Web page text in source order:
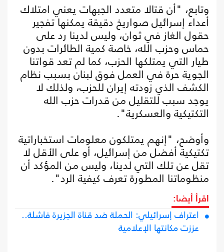
وتابع، "أن قتالا متعدد الجبهات يعني امتلاك
أعداء إسرائيل صواريخ دقيقة يمكنها تفجير
حقول الغاز في ثوان، وليس لدينا رد على
حماس وحزب الله، خاصة كمية الطائرات بدون
طيار التي يمتلكها الحزب، كما لم تعد قواتنا
الجوية حرة في العمل فوق لبنان بسبب نظام
الكشف الذي زودته إيران للحزب، ولذلك لا
يوجد سبب للتقليل من قدرات حزب الله
التكتيكية والعسكرية".
وأوضح، "إنهم يمتلكون معلومات استخباراتية
تكتيكية أفضل من إسرائيل، أو على الأقل لا
تقل عن تلك التي لدينا، وليس من المؤكد أن
منظوماتنا المطورة تعرف كيفية الرد".
اقرأ أيضا:
اعتراف إسرائيلي: الحملة ضد قناة الجزيرة فاشلة..
عززت مكانتها الإعلامية